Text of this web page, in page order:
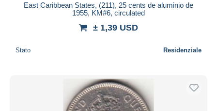
East Caribbean States, (211), 25 cents de aluminio de
1955, KM#6, circulated
± 1,39 USD
Stato Residenziale